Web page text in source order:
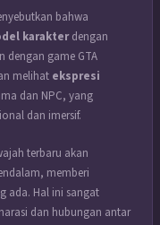
bahwa
karakterdengan
game GTA
melihat ekspresi
dan NPC, yang
dan imersif.
terbaru akan
memberi
ada. Hal ini sangat
dan hubungan antar